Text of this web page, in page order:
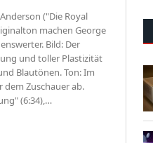
("Die Royal
machen George
Bild: Der
und toller Plas­tizität
Blautönen. Ton: Im
dem Zuschauer ab.
(6:34),…